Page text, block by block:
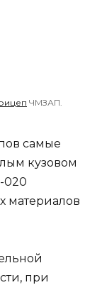
ЧМЗАП.
самые
кузовом
020
материалов
при